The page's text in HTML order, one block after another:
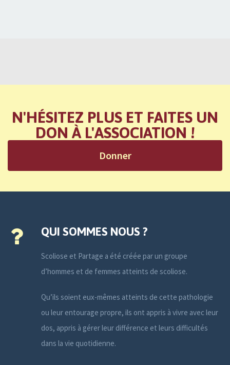
N'HÉSITEZ PLUS ET FAITES UN
DON À L'ASSOCIATION !
Donner
QUI SOMMES NOUS ?
Scoliose et Partage a été créée par un groupe
d’hommes et de femmes atteints de scoliose.
Qu’ils soient eux-mêmes atteints de cette pathologie
ou leur entourage propre, ils ont appris à vivre avec leur
dos, appris à gérer leur différence et leurs difficultés
dans la vie quotidienne.